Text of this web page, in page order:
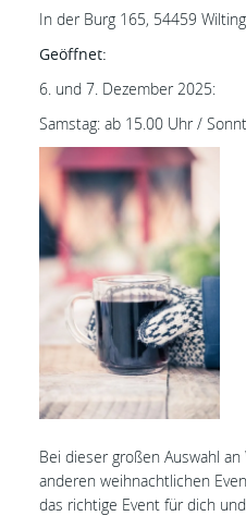
In der Burg 165, 54459
Geöffnet:
6. und 7. Dezember 2025:
Samstag: ab 15.00 Uhr /
Bei dieser großen Auswahl
anderen weihnachtlichen
das richtige Event für dich